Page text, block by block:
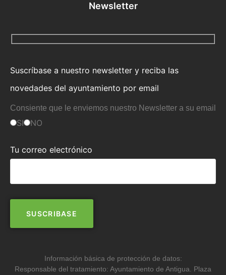
Newsletter
Suscríbase a nuestro newsletter y reciba las
novedades del ayuntamiento por email
Consiente que le enviemos nuestro Newsletter a su email
SI NO
Tu correo electrónico
Información básica de protección de datos:
Responsable del tratamiento: Ayuntamiento de Antigua. Plaza